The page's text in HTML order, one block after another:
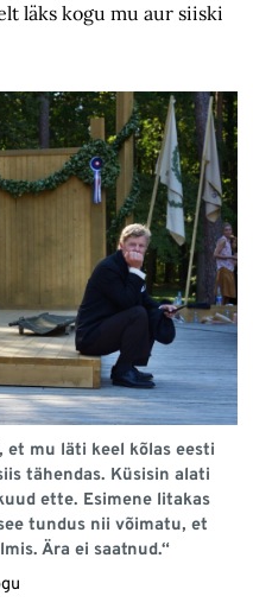
läks kogu mu aur siiski
et mu läti keel kõlas eesti
tähendas. Küsisin alati
ette. Esimene litakas
tundus nii võimatu, et
Ära ei saatnud.“